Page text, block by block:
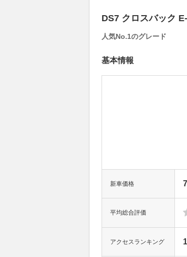
DS7 クロスバック
人気No.1のグレード
基本情報
新車価格
平均総合評価
アクセスランキング